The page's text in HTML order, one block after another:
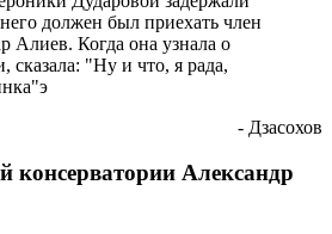
должен был приехать член
Алиев. Когда она узнала о
сказала: "Ну и что, я рада,
- Дзасохов
консерватории Александр